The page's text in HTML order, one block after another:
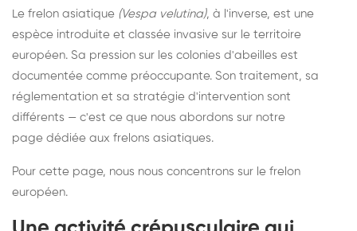
Le frelon asiatique (Vespa velutina), à l'inverse, est une
espèce introduite et classée invasive sur le territoire
européen. Sa pression sur les colonies d'abeilles est
documentée comme préoccupante. Son traitement, sa
réglementation et sa stratégie d'intervention sont
différents — c'est ce que nous abordons sur notre
page dédiée aux frelons asiatiques.
Pour cette page, nous nous concentrons sur le frelon
européen.